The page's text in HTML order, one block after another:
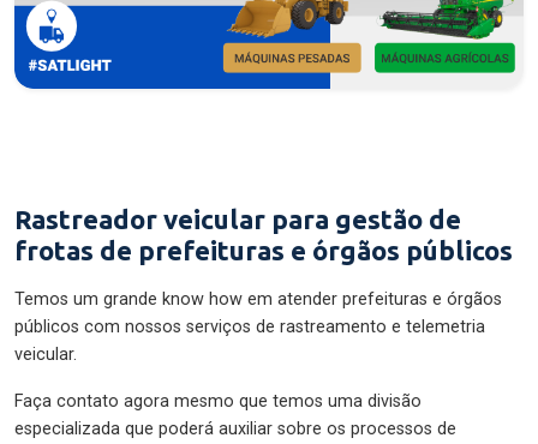
Rastreador veicular para gestão de
frotas de prefeituras e órgãos públicos
Temos um grande know how em atender prefeituras e órgãos
públicos com nossos serviços de rastreamento e telemetria
veicular.
Faça contato agora mesmo que temos uma divisão
especializada que poderá auxiliar sobre os processos de